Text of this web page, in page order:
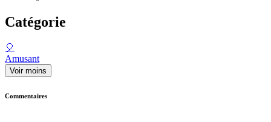
Catégorie
🎈
Amusant
Voir moins
Commentaires